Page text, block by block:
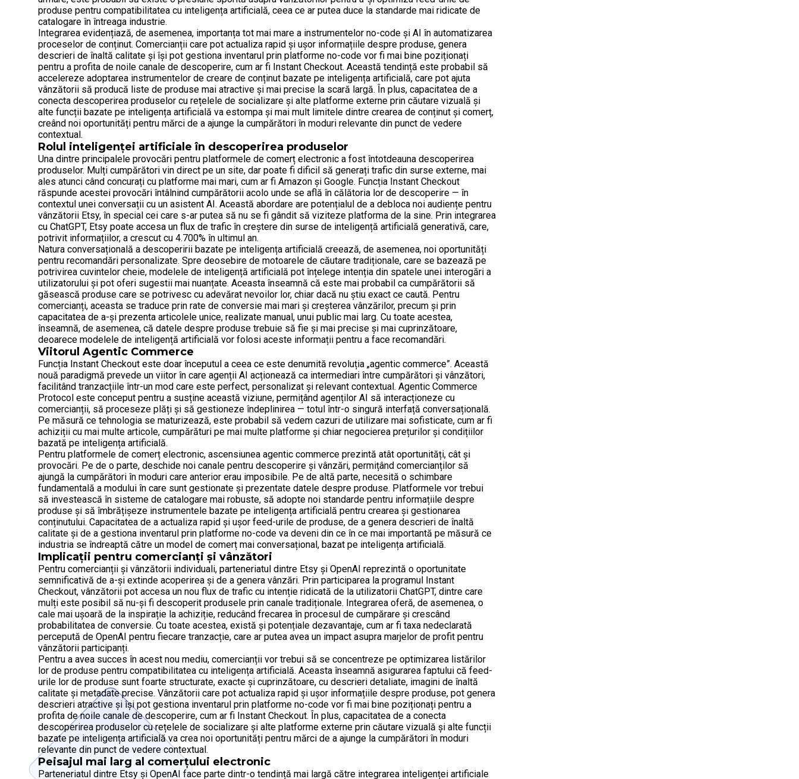
produse pentru compatibilitatea cu inteligența artificială, ceea ce ar putea duce la standarde mai ridicate de
catalogare în întreaga industrie.
Integrarea evidențiază, de asemenea, importanța tot mai mare a instrumentelor no-code și AI în automatizarea
proceselor de conținut. Comercianții care pot actualiza rapid și ușor informațiile despre produse, genera
descrieri de înaltă calitate și își pot gestiona inventarul prin platforme no-code vor fi mai bine poziționați
pentru a profita de noile canale de descoperire, cum ar fi Instant Checkout. Această tendință este probabil să
accelereze adoptarea instrumentelor de creare de conținut bazate pe inteligența artificială, care pot ajuta
vânzătorii să producă liste de produse mai atractive și mai precise la scară largă. În plus, capacitatea de a
conecta descoperirea produselor cu rețelele de socializare și alte platforme externe prin căutare vizuală și
alte funcții bazate pe inteligența artificială va estompa și mai mult limitele dintre crearea de conținut și comerț,
creând noi oportunități pentru mărci de a ajunge la cumpărători în moduri relevante din punct de vedere
contextual.
Rolul inteligenței artificiale în descoperirea produselor
Una dintre principalele provocări pentru platformele de comerț electronic a fost întotdeauna descoperirea
produselor. Mulți cumpărători vin direct pe un site, dar poate fi dificil să generați trafic din surse externe, mai
ales atunci când concurați cu platforme mai mari, cum ar fi Amazon și Google. Funcția Instant Checkout
răspunde acestei provocări întâlnind cumpărătorii acolo unde se află în călătoria lor de descoperire — în
contextul unei conversații cu un asistent AI. Această abordare are potențialul de a debloca noi audiențe pentru
vânzătorii Etsy, în special cei care s-ar putea să nu se fi gândit să viziteze platforma de la sine. Prin integrarea
cu ChatGPT, Etsy poate accesa un flux de trafic în creștere din surse de inteligență artificială generativă, care,
potrivit informațiilor, a crescut cu 4.700% în ultimul an.
Natura conversațională a descoperirii bazate pe inteligența artificială creează, de asemenea, noi oportunități
pentru recomandări personalizate. Spre deosebire de motoarele de căutare tradiționale, care se bazează pe
potrivirea cuvintelor cheie, modelele de inteligență artificială pot înțelege intenția din spatele unei interogări a
utilizatorului și pot oferi sugestii mai nuanțate. Aceasta înseamnă că este mai probabil ca cumpărătorii să
găsească produse care se potrivesc cu adevărat nevoilor lor, chiar dacă nu știu exact ce caută. Pentru
comercianți, aceasta se traduce prin rate de conversie mai mari și creșterea vânzărilor, precum și prin
capacitatea de a-și prezenta articolele unice, realizate manual, unui public mai larg. Cu toate acestea,
înseamnă, de asemenea, că datele despre produse trebuie să fie și mai precise și mai cuprinzătoare,
deoarece modelele de inteligență artificială vor folosi aceste informații pentru a face recomandări.
Viitorul Agentic Commerce
Funcția Instant Checkout este doar începutul a ceea ce este denumită revoluția „agentic commerce”. Această
nouă paradigmă prevede un viitor în care agenții AI acționează ca intermediari între cumpărători și vânzători,
facilitând tranzacțiile într-un mod care este perfect, personalizat și relevant contextual. Agentic Commerce
Protocol este conceput pentru a susține această viziune, permițând agenților AI să interacționeze cu
comercianții, să proceseze plăți și să gestioneze îndeplinirea — totul într-o singură interfață conversațională.
Pe măsură ce tehnologia se maturizează, este probabil să vedem cazuri de utilizare mai sofisticate, cum ar fi
achiziții cu mai multe articole, cumpărături pe mai multe platforme și chiar negocierea prețurilor și condițiilor
bazată pe inteligența artificială.
Pentru platformele de comerț electronic, ascensiunea agentic commerce prezintă atât oportunități, cât și
provocări. Pe de o parte, deschide noi canale pentru descoperire și vânzări, permițând comercianților să
ajungă la cumpărători în moduri care anterior erau imposibile. Pe de altă parte, necesită o schimbare
fundamentală a modului în care sunt gestionate și prezentate datele despre produse. Platformele vor trebui
să investească în sisteme de catalogare mai robuste, să adopte noi standarde pentru informațiile despre
produse și să îmbrățișeze instrumentele bazate pe inteligența artificială pentru crearea și gestionarea
conținutului. Capacitatea de a actualiza rapid și ușor feed-urile de produse, de a genera descrieri de înaltă
calitate și de a gestiona inventarul prin platforme no-code va deveni din ce în ce mai importantă pe măsură ce
industria se îndreaptă către un model de comerț mai conversațional, bazat pe inteligența artificială.
Implicații pentru comercianți și vânzători
Pentru comercianții și vânzătorii individuali, parteneriatul dintre Etsy și OpenAI reprezintă o oportunitate
semnificativă de a-și extinde acoperirea și de a genera vânzări. Prin participarea la programul Instant
Checkout, vânzătorii pot accesa un nou flux de trafic cu intenție ridicată de la utilizatorii ChatGPT, dintre care
mulți este posibil să nu-și fi descoperit produsele prin canale tradiționale. Integrarea oferă, de asemenea, o
cale mai ușoară de la inspirație la achiziție, reducând frecarea în procesul de cumpărare și crescând
probabilitatea de conversie. Cu toate acestea, există și potențiale dezavantaje, cum ar fi taxa nedeclarată
percepută de OpenAI pentru fiecare tranzacție, care ar putea avea un impact asupra marjelor de profit pentru
vânzătorii participanți.
Pentru a avea succes în acest nou mediu, comercianții vor trebui să se concentreze pe optimizarea listărilor
lor de produse pentru compatibilitatea cu inteligența artificială. Aceasta înseamnă asigurarea faptului că feed-
urile lor de produse sunt foarte structurate, exacte și cuprinzătoare, cu descrieri detaliate, imagini de înaltă
calitate și metadate precise. Vânzătorii care pot actualiza rapid și ușor informațiile despre produse, pot genera
descrieri atractive și își pot gestiona inventarul prin platforme no-code vor fi mai bine poziționați pentru a
profita de noile canale de descoperire, cum ar fi Instant Checkout. În plus, capacitatea de a conecta
descoperirea produselor cu rețelele de socializare și alte platforme externe prin căutare vizuală și alte funcții
bazate pe inteligența artificială va crea noi oportunități pentru mărci de a ajunge la cumpărători în moduri
relevante din punct de vedere contextual.
Peisajul mai larg al comerțului electronic
Parteneriatul dintre Etsy și OpenAI face parte dintr-o tendință mai largă către integrarea inteligenței artificiale